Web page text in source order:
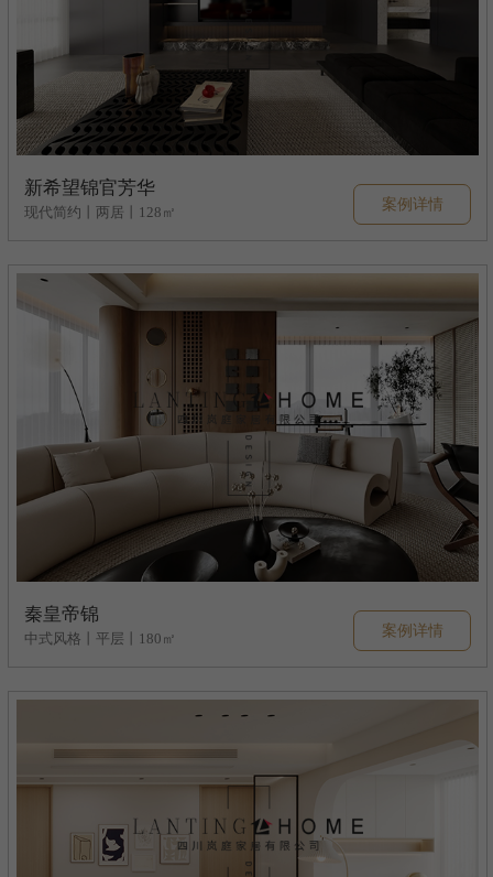
新希望锦官芳华
现代简约丨两居丨128㎡ 案例详情
秦皇帝锦
中式风格丨平层丨180㎡ 案例详情